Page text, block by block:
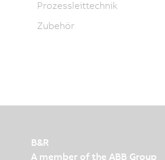
Prozessleittechnik
Zubehör
B&R
A member of the ABB Group